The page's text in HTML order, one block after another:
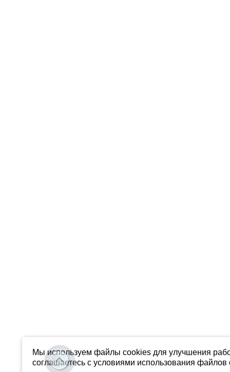
Мы используем файлы cookies для улучшения
соглашаетесь с условиями использования файлов